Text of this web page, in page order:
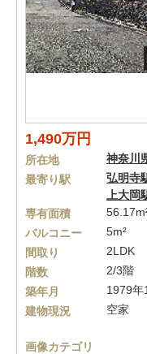
1,490万円
所在地 神奈川
最寄り駅
弘明寺
上大岡
専有面積
バルコニー
5m²
間取り
2LDK
階数
2/3階
築年月
1979年
建物現況
空家
画像カテゴリ